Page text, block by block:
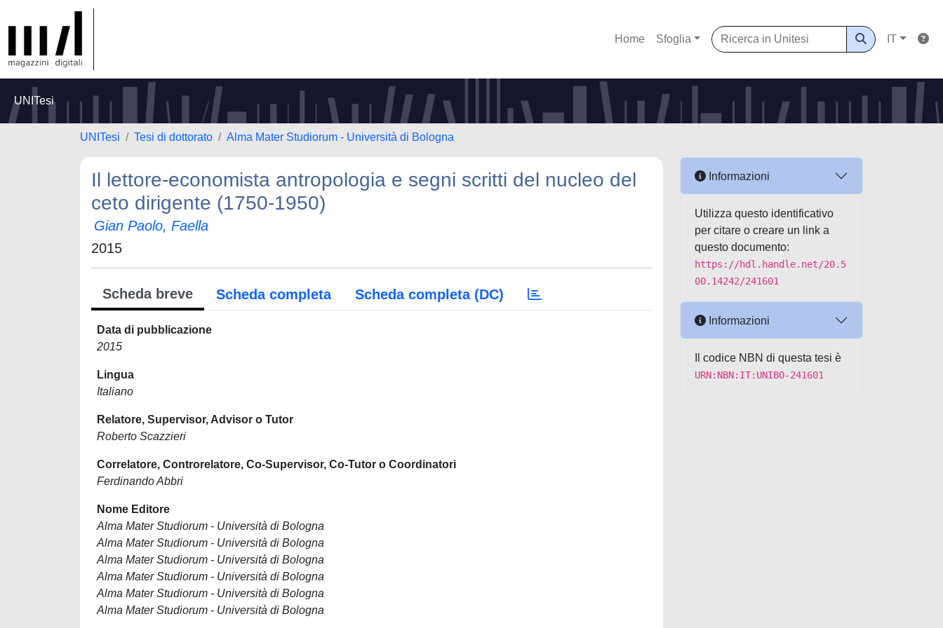
Home Sfoglia IT
UNITesi
UNITesi Tesi di dottorato Alma Mater Studiorum - Università di Bologna
Il lettore-economista antropologia e segni scritti del nucleo del
ceto dirigente (1750-1950)
Gian Paolo, Faella
2015
Scheda breve Scheda completa Scheda completa (DC)
Data di pubblicazione
2015
Lingua
Italiano
Relatore, Supervisor, Advisor o Tutor
Roberto Scazzieri
Correlatore, Controrelatore, Co-Supervisor, Co-Tutor o Coordinatori
Ferdinando Abbri
Nome Editore
Alma Mater Studiorum - Università di Bologna
Alma Mater Studiorum - Università di Bologna
Alma Mater Studiorum - Università di Bologna
Alma Mater Studiorum - Università di Bologna
Alma Mater Studiorum - Università di Bologna
Alma Mater Studiorum - Università di Bologna
Informazioni
Utilizza questo identificativo
per citare o creare un link a
questo documento:
https://hdl.handle.net/20.5
00.14242/241601
Informazioni
Il codice NBN di questa tesi è
URN:NBN:IT:UNIBO-241601